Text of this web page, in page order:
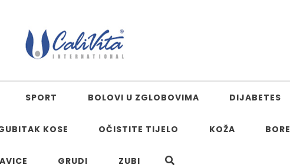
SPORT BOLOVI U ZGLOBOVIMA DIJABETES
KOSE OČISTITE TIJELO KOŽA BORE
GRUDI ZUBI